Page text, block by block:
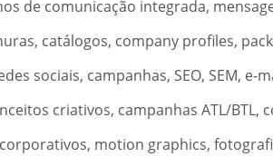
de comunicação integrada,
catálogos, company profiles,
sociais, campanhas, SEO, SEM, e-
criativos, campanhas ATL/BTL,
motion graphics,